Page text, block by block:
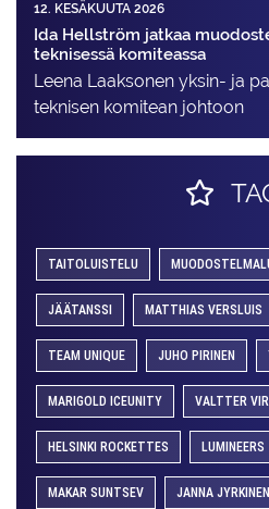
12. KESÄKUUTA 2026
Ida Hellström jatkaa
teknisessä komiteassa
Leena Laaksonen yksin- ja
teknisen komitean johtoon
TAITOLUISTELU
JÄÄTANSSI MATTHIAS VERSLUIS
TEAM UNIQUE JUHO PIRINEN
MARIGOLD ICEUNITY VALTTER
HELSINKI ROCKETTES LUMINEERS
MAKAR SUNTSEV JANNA JYRKINEN